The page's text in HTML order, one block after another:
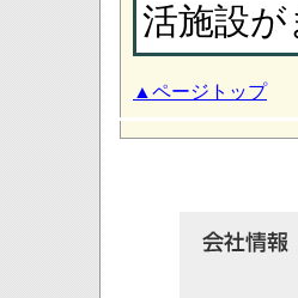
活施設
▲ページトップ